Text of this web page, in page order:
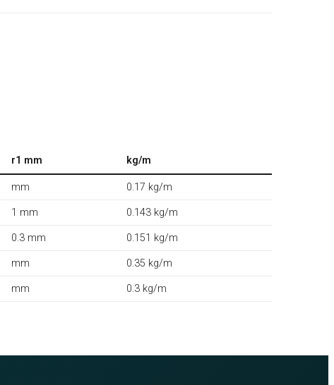
r1 mm kg/m
mm 0.17 kg/m
1 mm 0.143 kg/m
0.3 mm 0.151 kg/m
mm 0.35 kg/m
mm 0.3 kg/m